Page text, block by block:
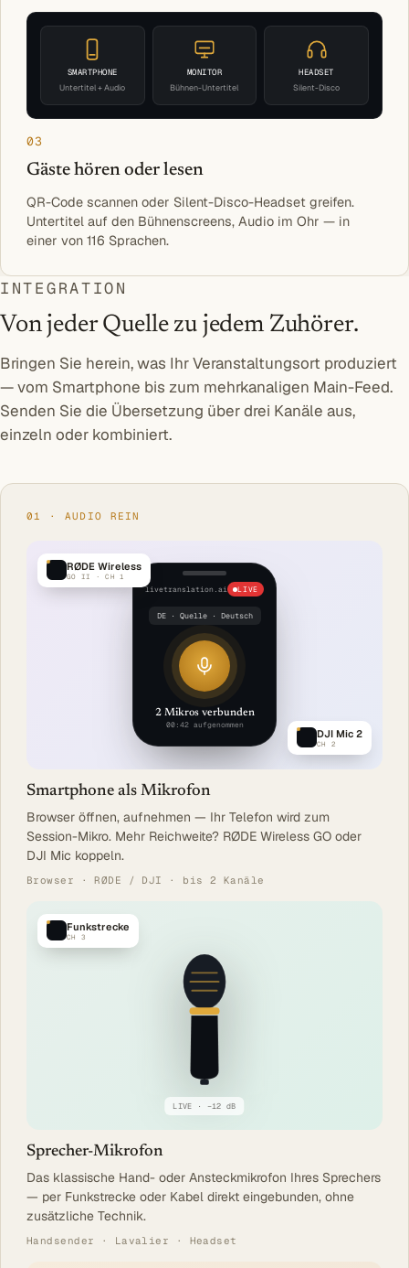
SMARTPHONE
Untertitel + Audio
MONITOR
Bühnen-Untertitel
HEADSET
Silent-Disco
03
Gäste hören oder lesen
QR-Code scannen oder Silent-Disco-Headset greifen.
Untertitel auf den Bühnenscreens, Audio im Ohr — in
einer von 116 Sprachen.
INTEGRATION
Von jeder Quelle zu jedem Zuhörer.
Bringen Sie herein, was Ihr Veranstaltungsort produziert
— vom Smartphone bis zum mehrkanaligen Main-Feed.
Senden Sie die Übersetzung über drei Kanäle aus,
einzeln oder kombiniert.
01 · AUDIO REIN
RØDE Wireless
GO II · CH 1
livetranslation.ai
LIVE
DE · Quelle · Deutsch
2 Mikros verbunden
00:42 aufgenommen
DJI Mic 2
CH 2
Smartphone als Mikrofon
Browser öffnen, aufnehmen — Ihr Telefon wird zum
Session-Mikro. Mehr Reichweite? RØDE Wireless GO oder
DJI Mic koppeln.
Browser · RØDE / DJI · bis 2 Kanäle
Funkstrecke
CH 3
LIVE · −12 dB
Sprecher-Mikrofon
Das klassische Hand- oder Ansteckmikrofon Ihres Sprechers
— per Funkstrecke oder Kabel direkt eingebunden, ohne
zusätzliche Technik.
Handsender · Lavalier · Headset